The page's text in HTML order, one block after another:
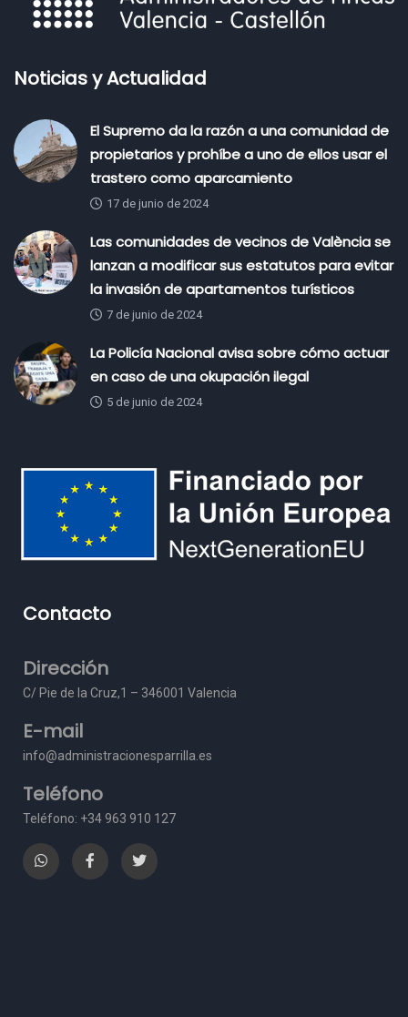
Noticias y Actualidad
El Supremo da la razón a una comunidad de
propietarios y prohíbe a uno de ellos usar el
trastero como aparcamiento
17 de junio de 2024
Las comunidades de vecinos de València se
lanzan a modificar sus estatutos para evitar
la invasión de apartamentos turísticos
7 de junio de 2024
La Policía Nacional avisa sobre cómo actuar
en caso de una okupación ilegal
5 de junio de 2024
Contacto
Dirección
C/ Pie de la Cruz,1 – 346001 Valencia
E-mail
info@administracionesparrilla.es
Teléfono
Teléfono: +34 963 910 127